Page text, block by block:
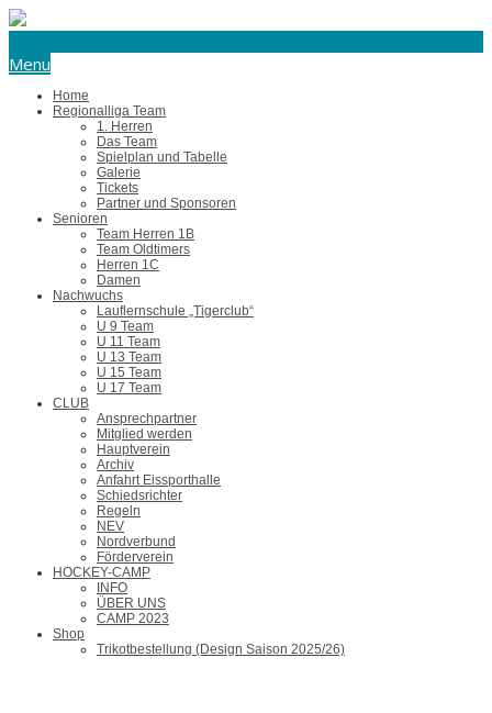
Menu
Home
Regionalliga Team
1. Herren
Das Team
Spielplan und Tabelle
Galerie
Tickets
Partner und Sponsoren
Senioren
Team Herren 1B
Team Oldtimers
Herren 1C
Damen
Nachwuchs
Lauflernschule „Tigerclub“
U 9 Team
U 11 Team
U 13 Team
U 15 Team
U 17 Team
CLUB
Ansprechpartner
Mitglied werden
Hauptverein
Archiv
Anfahrt Eissporthalle
Schiedsrichter
Regeln
NEV
Nordverbund
Förderverein
HOCKEY-CAMP
INFO
ÜBER UNS
CAMP 2023
Shop
Trikotbestellung (Design Saison 2025/26)